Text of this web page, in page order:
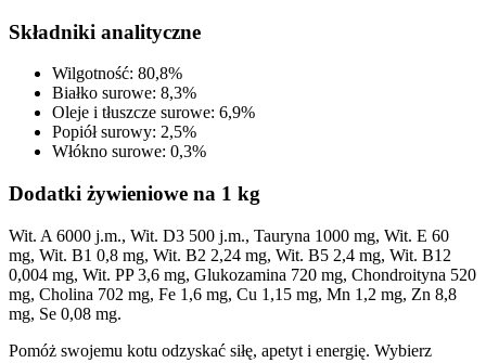
Składniki analityczne
Wilgotność: 80,8%
Białko surowe: 8,3%
Oleje i tłuszcze surowe: 6,9%
Popiół surowy: 2,5%
Włókno surowe: 0,3%
Dodatki żywieniowe na 1 kg
Wit. A 6000 j.m., Wit. D3 500 j.m., Tauryna 1000 mg, Wit. E 60
mg, Wit. B1 0,8 mg, Wit. B2 2,24 mg, Wit. B5 2,4 mg, Wit. B12
0,004 mg, Wit. PP 3,6 mg, Glukozamina 720 mg, Chondroityna 520
mg, Cholina 702 mg, Fe 1,6 mg, Cu 1,15 mg, Mn 1,2 mg, Zn 8,8
mg, Se 0,08 mg.
Pomóż swojemu kotu odzyskać siłę, apetyt i energię. Wybierz